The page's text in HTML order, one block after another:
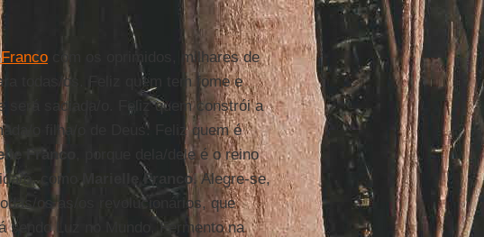
com os oprimidos, milhares de
todas/os. Feliz quem tem fome e
será saciada/o. Feliz quem constrói a
o filha/o de Deus. Feliz quem é
Franco
, porque dela/dele é o reino
o, comoMarielle Franco. Alegre-se,
os as/os revolucionários, que
sendo Luz no Mundo, Fermento na